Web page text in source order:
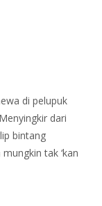
di pelupuk
dari
bintang
tak ‘kan